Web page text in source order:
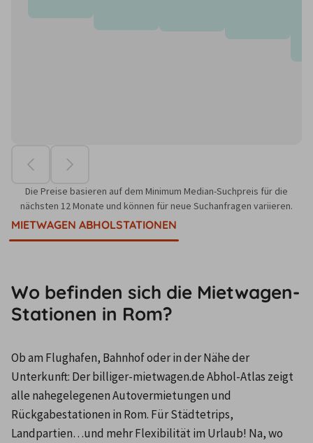
Die Preise basieren auf dem Minimum Median-Suchpreis für die
nächsten 12 Monate und können für neue Suchanfragen variieren.
MIETWAGEN ABHOLSTATIONEN
Wo befinden sich die Mietwagen-
Stationen in Rom?
Ob am Flughafen, Bahnhof oder in der Nähe der
Unterkunft: Der billiger-mietwagen.de Abhol-Atlas zeigt
alle nahegelegenen Autovermietungen und
Rückgabestationen in Rom. Für Städtetrips,
Landpartien…und mehr Flexibilität im Urlaub! Na, wo